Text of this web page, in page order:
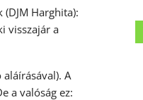
Harghita):
visszajár a
A
a valóság ez: